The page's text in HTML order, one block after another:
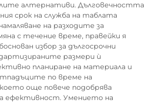
алтернативи. Дълговечността
срок на служба на таблата
на разходите за
с течение време, правейки я
избор за дългосрочни
размери ѝ
планиране на материала и
по време на
още повече подобрява
ефективност. Умението на